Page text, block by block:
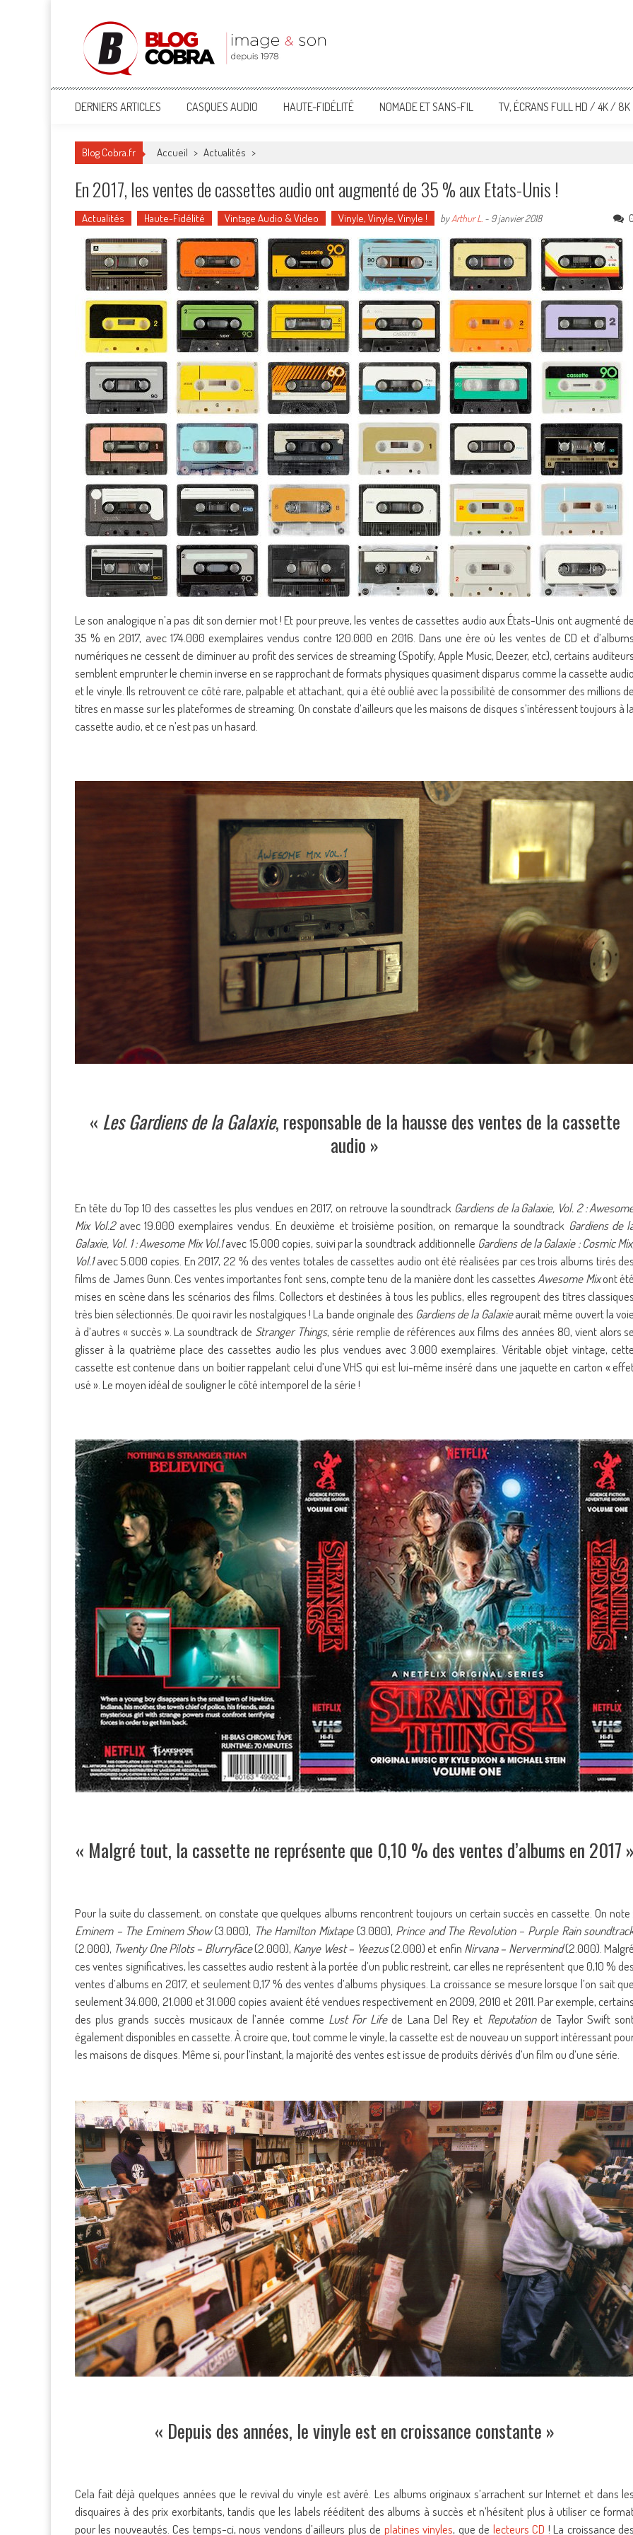
Blog Cobra
Toute l'actu Image & Son !
DERNIERS ARTICLES CASQUES AUDIO HAUTE-FIDÉLITÉ NOMADE ET SANS-FIL TV, ÉCRANS FULL HD / 4K / 8K
Blog Cobra.fr Accueil > Actualités >
En 2017, les ventes de cassettes audio ont augmenté de 35 % aux Etats-Unis !
Actualités Haute-Fidélité Vintage Audio & Video Vinyle, Vinyle, Vinyle ! byArthur L. - 9 janvier 2018
Le son analogique n’a pas dit son dernier mot ! Et pour preuve, les ventes de cassettes audio aux États-Unis ont augmenté
35 % en 2017, avec 174.000 exemplaires vendus contre 120.000 en 2016. Dans une ère où les ventes de CD et
numériques ne cessent de diminuer au profit des services de streaming (Spotify, Apple Music, Deezer, etc), certains
semblent emprunter le chemin inverse en se rapprochant de formats physiques quasiment disparus comme la cassette
et le vinyle. Ils retrouvent ce côté rare, palpable et attachant, qui a été oublié avec la possibilité de consommer des millions
titres en masse sur les plateformes de streaming. On constate d’ailleurs que les maisons de disques s’intéressent toujours à
cassette audio, et ce n’est pas un hasard.
« Les Gardiens de la Galaxie, responsable de la hausse des ventes de la cassette
audio »
En tête du Top 10 des cassettes les plus vendues en 2017, on retrouve la soundtrack Gardiens de la Galaxie, Vol. 2 :
Mix Vol.2avec 19.000 exemplaires vendus. En deuxième et troisième position, on remarque la soundtrack Gardiens de
Galaxie, Vol. 1 : Awesome Mix Vol.1avec 15.000 copies, suivi par la soundtrack additionnelle Gardiens de la Galaxie : Cosmic
Vol.1avec 5.000 copies. En 2017, 22 % des ventes totales de cassettes audio ont été réalisées par ces trois albums tirés
films de James Gunn. Ces ventes importantes font sens, compte tenu de la manière dont les cassettes Awesome Mixont
mises en scène dans les scénarios des films. Collectors et destinées à tous les publics, elles regroupent des titres
très bien sélectionnés. De quoi ravir les nostalgiques ! La bande originale des Gardiens de la Galaxieaurait même ouvert la
à d’autres « succès ». La soundtrack de Stranger Things, série remplie de références aux films des années 80, vient alors
glisser à la quatrième place des cassettes audio les plus vendues avec 3.000 exemplaires. Véritable objet vintage,
cassette est contenue dans un boitier rappelant celui d’une VHS qui est lui-même inséré dans une jaquette en carton «
usé ». Le moyen idéal de souligner le côté intemporel de la série !
« Malgré tout, la cassette ne représente que 0,10 % des ventes d’albums en 2017
Pour la suite du classement, on constate que quelques albums rencontrent toujours un certain succès en cassette. On note
Eminem – The Eminem Show(3.000), The Hamilton Mixtape(3.000), Prince and The Revolution– Purple Rain
(2.000), Twenty One Pilots – BlurryFace(2.000), Kanye West – Yeezus(2.000) et enfin Nirvana – Nervermind(2.000).
ces ventes significatives, les cassettes audio restent à la portée d’un public restreint, car elles ne représentent que 0,10 %
ventes d’albums en 2017, et seulement 0,17 % des ventes d’albums physiques. La croissance se mesure lorsque l’on sait
seulement 34.000, 21.000 et 31.000 copies avaient été vendues respectivement en 2009, 2010 et 2011. Par exemple,
des plus grands succès musicaux de l’année comme Lust For Lifede Lana Del Rey et Reputation de Taylor Swift
également disponibles en cassette. À croire que, tout comme le vinyle, la cassette est de nouveau un support intéressant
les maisons de disques. Même si, pour l’instant, la majorité des ventes est issue de produits dérivés d’un film ou d’une série.
« Depuis des années, le vinyle est en croissance constante »
Cela fait déjà quelques années que le revival du vinyle est avéré. Les albums originaux s’arrachent sur Internet et dans
disquaires à des prix exorbitants, tandis que les labels rééditent des albums à succès et n’hésitent plus à utiliser ce
pour les nouveautés. Ces temps-ci, nous vendons d’ailleurs plus de platines vinyles, que de lecteurs CD ! La croissance